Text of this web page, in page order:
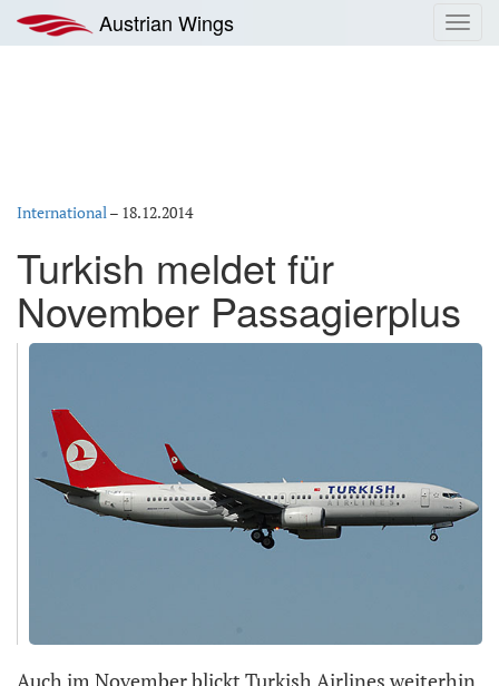
Inhalt
springen
Austrian Wings
International– 18.12.2014
Turkish meldet für
November Passagierplus